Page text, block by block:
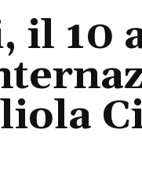
il 10